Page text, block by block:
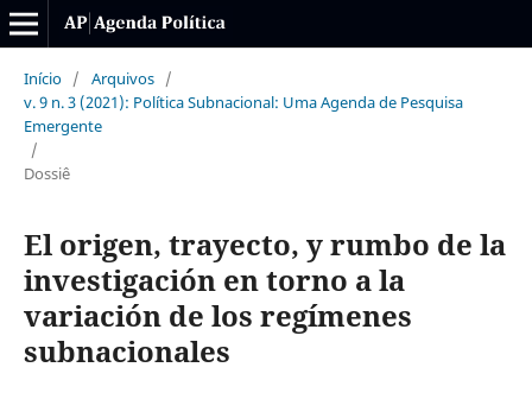
Início / Arquivos /
v. 9 n. 3 (2021): Política Subnacional: Uma Agenda de Pesquisa
Emergente
/
Dossiê
El origen, trayecto, y rumbo de la
investigación en torno a la
variación de los regímenes
subnacionales